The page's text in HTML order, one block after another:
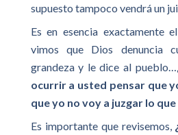
supuesto tampoco vendrá un
Es en esencia exactamente
vimos que Dios denuncia
grandeza y le dice al pueblo…
ocurrir a usted pensar que
que yo no voy a juzgar lo que
Es importante que revisemos,